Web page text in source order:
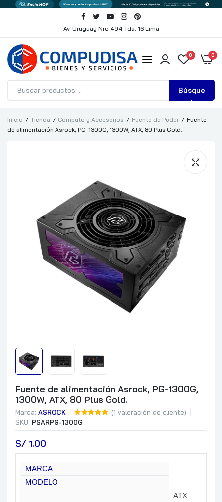
Av. Uruguay Nro 494 Tda. 16 Lima
Búsque
da
0 0
Inicio Tienda Computo y Accesorios Fuente de Poder
Fuente
de alimentación Asrock, PG-1300G, 1300W, ATX, 80 Plus Gold.
Fuente de alimentación Asrock, PG-1300G,
1300W, ATX, 80 Plus Gold.
Marca: ASROCK (1 valoración de cliente)
SKU: PSARPG-1300G
S/ 1.00
MARCA
MODELO
ATX